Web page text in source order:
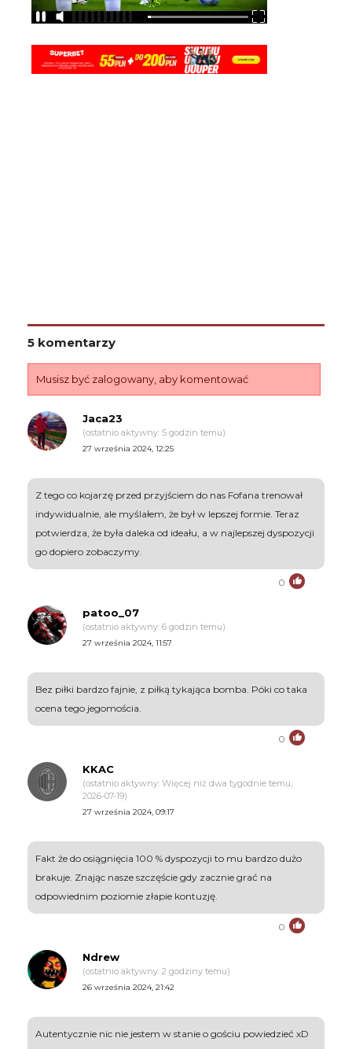
5 komentarzy
Musisz być zalogowany, aby komentować
Jaca23
(ostatnio aktywny: 5 godzin temu)
27 września 2024, 12:25
Z tego co kojarzę przed przyjściem do nas Fofana trenował
indywidualnie, ale myślałem, że był w lepszej formie. Teraz
potwierdza, że była daleka od ideału, a w najlepszej dyspozycji
go dopiero zobaczymy.
0
patoo_07
(ostatnio aktywny: 6 godzin temu)
27 września 2024, 11:57
Bez piłki bardzo fajnie, z piłką tykająca bomba. Póki co taka
ocena tego jegomościa.
0
KKAC
(ostatnio aktywny: Więcej niż dwa tygodnie temu,
2026-07-19)
27 września 2024, 09:17
Fakt że do osiągnięcia 100 % dyspozycji to mu bardzo dużo
brakuje. Znając nasze szczęście gdy zacznie grać na
odpowiednim poziomie złapie kontuzję.
0
Ndrew
(ostatnio aktywny: 2 godziny temu)
26 września 2024, 21:42
Autentycznie nic nie jestem w stanie o gościu powiedzieć xD